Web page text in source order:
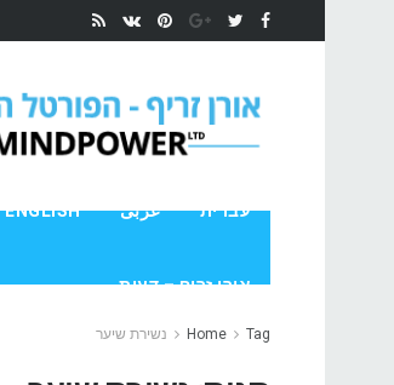
עברית عربى ENGLISH
אורן זריף – דעות
Home Tag נשירת שיער